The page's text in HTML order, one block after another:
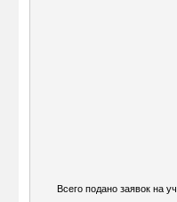
Всего подано заявок на